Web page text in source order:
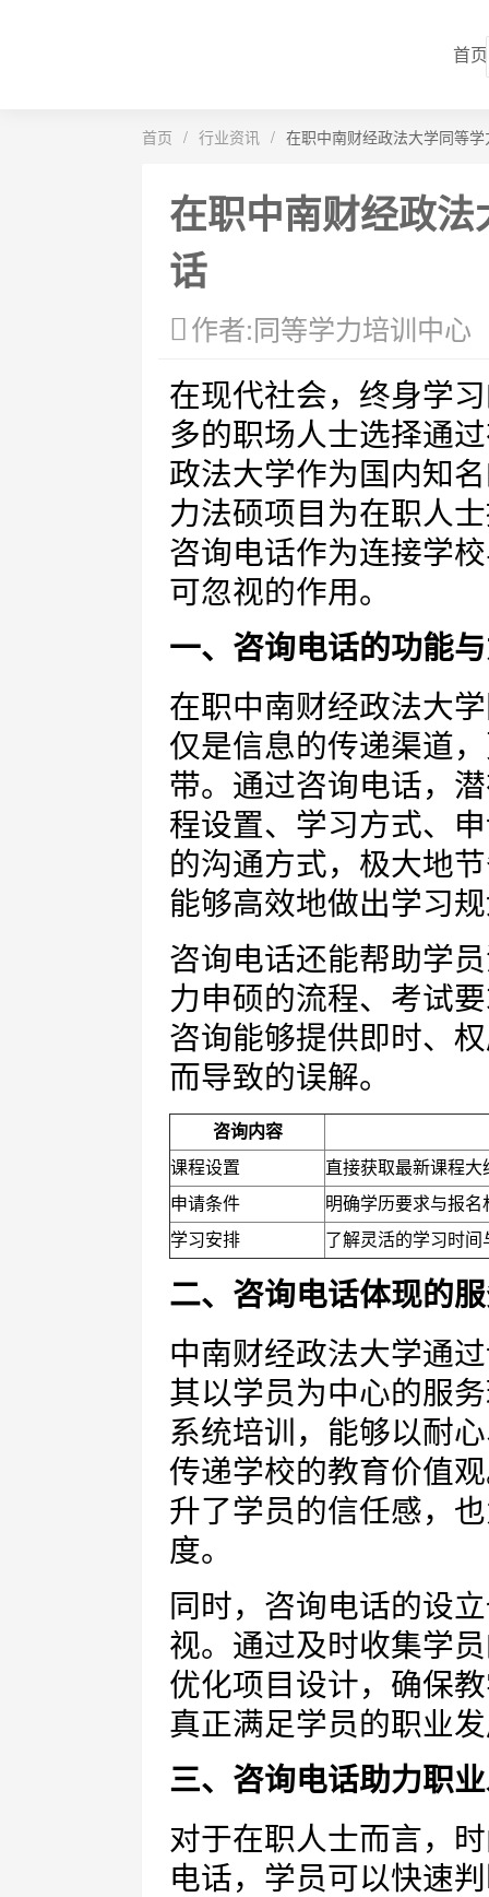
首页
首页 / 行业资讯 / 在职中南财经政法大学同等
在职中南财经政
话
作者:同等学力培训中心
在现代社会，终身学
多的职场人士选择通
政法大学作为国内知
力法硕项目为在职人
咨询电话作为连接学
可忽视的作用。
一、咨询电话的功能
在职中南财经政法大
仅是信息的传递渠道
带。通过咨询电话，
程设置、学习方式、
的沟通方式，极大地
能够高效地做出学习
咨询电话还能帮助学
力申硕的流程、考试
咨询能够提供即时、
而导致的误解。
咨询内容
课程设置
直接获取最新课程大
申请条件
明确学历要求与报名
学习安排
了解灵活的学习时间
二、咨询电话体现的
中南财经政法大学通
其以学员为中心的服
系统培训，能够以耐
传递学校的教育价值
升了学员的信任感，
度。
同时，咨询电话的设
视。通过及时收集学
优化项目设计，确保
真正满足学员的职业
三、咨询电话助力职
对于在职人士而言，
电话，学员可以快速